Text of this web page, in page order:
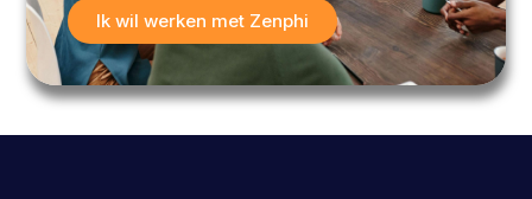
Ik wil werken met Zenphi